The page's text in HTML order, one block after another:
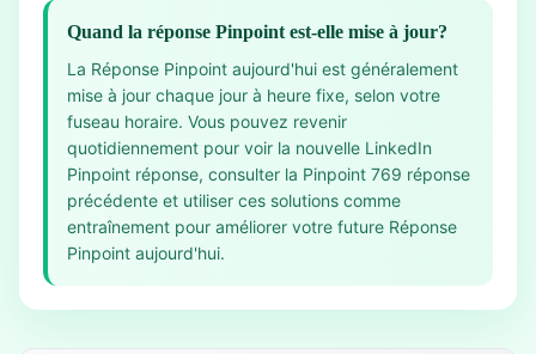
Quand la réponse Pinpoint est-elle mise à jour?
La Réponse Pinpoint aujourd'hui est généralement
mise à jour chaque jour à heure fixe, selon votre
fuseau horaire. Vous pouvez revenir
quotidiennement pour voir la nouvelle LinkedIn
Pinpoint réponse, consulter la Pinpoint 769 réponse
précédente et utiliser ces solutions comme
entraînement pour améliorer votre future Réponse
Pinpoint aujourd'hui.